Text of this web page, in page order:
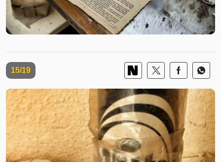
15/19